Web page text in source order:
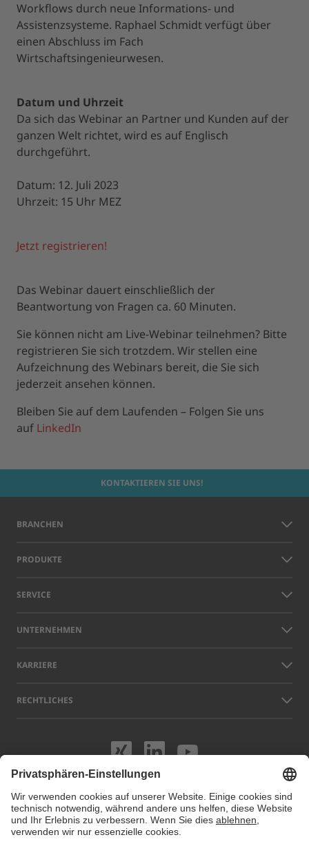
Workflows durch neue Informations- und
Assistenzsysteme. Raphael Schmidt verfügt über
einen Abschluss im Fach
Wirtschaftsingenieurwesen.
Datum und Uhrzeit
Da sich das Webinar an Partner und Kunden auf der
ganzen Welt richtet, wird es auf Englisch
durchgeführt.
Datum: 12. Juli 2023
Uhrzeit: 15 Uhr MEZ
Jetzt registrieren!
Das Webinar dauert einschließlich der
Beantwortung von Fragen ca. 60 Minuten.
Sie können nicht am Live-Webinar teilnehmen? Bitte
registrieren Sie sich trotzdem. Wir stellen eine
Aufzeichnung des Webinars bereit, die Sie sich
jederzeit ansehen können.
Bleiben Sie auf dem Laufenden – Folgen Sie uns
auf LinkedIn
KONTAKTIEREN SIE UNS!
BRANCHEN
PRODUKTE
SERVICE
UNTERNEHMEN
KARRIERE
RECHTLICHES
Besuchen Sie
Besuchen Sie
Besuchen
Namen anderer Unternehmen und Produkte, die auf dieser Website
gezeigt werden, können Warenzeichen oder eingetragene Marken sein,
die nicht LAP, sondern den jeweiligen Eigentümern gehören. Unsere